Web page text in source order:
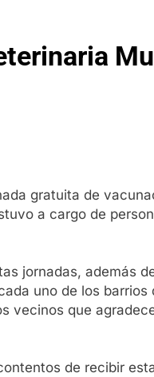
gratuita de
a cargo de
jornadas, además
uno de los barrios
vecinos que
de recibir